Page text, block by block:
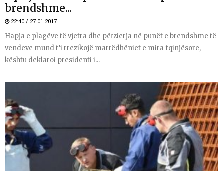
brendshme...
22:40 / 27.01.2017
Hapja e plagëve të vjetra dhe përzierja në punët e brendshme të
vendeve mund t’i rrezikojë marrëdhëniet e mira fqinjësore,
kështu deklaroi presidenti i...